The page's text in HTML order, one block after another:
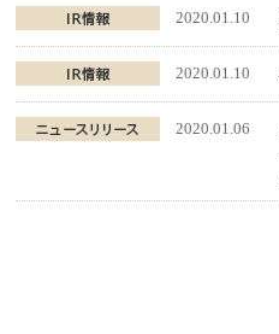
2020.01.10
2020.01.10
2020.01.06